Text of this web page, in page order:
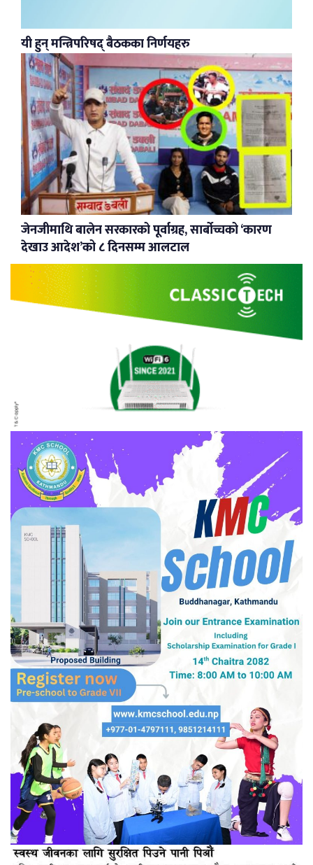
यी हुन् मन्त्रिपरिषद् बैठकका निर्णयहरु
जेनजीमाथि बालेन सरकारको पूर्वाग्रह, सार्बोच्चको ‘कारण
देखाउ आदेश’को ८ दिनसम्म आलटाल